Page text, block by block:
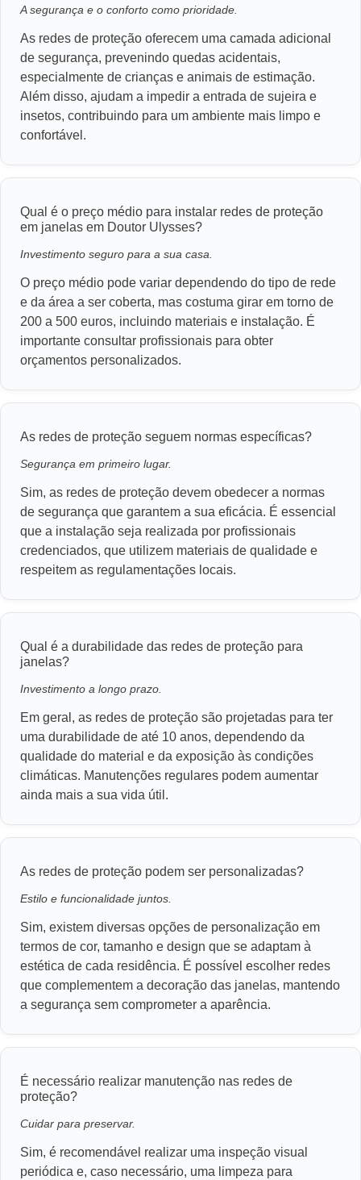
A segurança e o conforto como prioridade.
As redes de proteção oferecem uma camada adicional
de segurança, prevenindo quedas acidentais,
especialmente de crianças e animais de estimação.
Além disso, ajudam a impedir a entrada de sujeira e
insetos, contribuindo para um ambiente mais limpo e
confortável.
Qual é o preço médio para instalar redes de proteção
em janelas em Doutor Ulysses?
Investimento seguro para a sua casa.
O preço médio pode variar dependendo do tipo de rede
e da área a ser coberta, mas costuma girar em torno de
200 a 500 euros, incluindo materiais e instalação. É
importante consultar profissionais para obter
orçamentos personalizados.
As redes de proteção seguem normas específicas?
Segurança em primeiro lugar.
Sim, as redes de proteção devem obedecer a normas
de segurança que garantem a sua eficácia. É essencial
que a instalação seja realizada por profissionais
credenciados, que utilizem materiais de qualidade e
respeitem as regulamentações locais.
Qual é a durabilidade das redes de proteção para
janelas?
Investimento a longo prazo.
Em geral, as redes de proteção são projetadas para ter
uma durabilidade de até 10 anos, dependendo da
qualidade do material e da exposição às condições
climáticas. Manutenções regulares podem aumentar
ainda mais a sua vida útil.
As redes de proteção podem ser personalizadas?
Estilo e funcionalidade juntos.
Sim, existem diversas opções de personalização em
termos de cor, tamanho e design que se adaptam à
estética de cada residência. É possível escolher redes
que complementem a decoração das janelas, mantendo
a segurança sem comprometer a aparência.
É necessário realizar manutenção nas redes de
proteção?
Cuidar para preservar.
Sim, é recomendável realizar uma inspeção visual
periódica e, caso necessário, uma limpeza para